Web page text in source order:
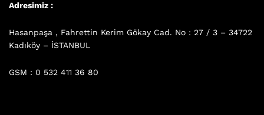
Adresimiz :
Hasanpaşa , Fahrettin Kerim Gökay Cad. No : 27 / 3 – 34722
Kadıköy – İSTANBUL
GSM : 0 532 411 36 80